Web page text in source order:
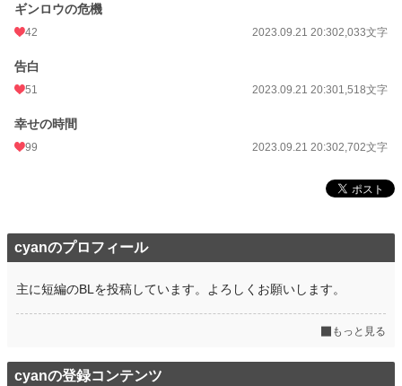
累計ポイント
ギンロウの危機
42 2023.09.21 20:302,033文字
告白
51 2023.09.21 20:301,518文字
幸せの時間
99 2023.09.21 20:302,702文字
cyanのプロフィール
主に短編のBLを投稿しています。よろしくお願いします。
もっと見る
cyanの登録コンテンツ